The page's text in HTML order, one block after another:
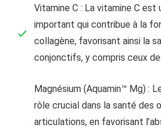
Vitamine C : La vitamine C est
important qui contribue à la
collagène, favorisant ainsi la
conjonctifs, y compris ceux
Magnésium (Aquamin™ Mg) :
rôle crucial dans la santé des
articulations, en favorisant